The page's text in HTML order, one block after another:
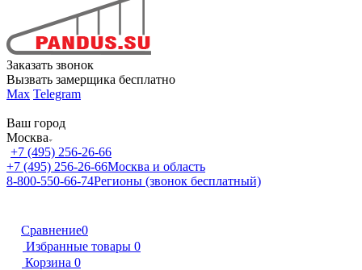
Заказать звонок
Вызвать замерщика бесплатно
Max Telegram
Ваш город
Москва
+7 (495) 256-26-66
+7 (495) 256-26-66Москва и область
8-800-550-66-74Регионы (звонок бесплатный)
Сравнение0
Избранные товары 0
Корзина 0